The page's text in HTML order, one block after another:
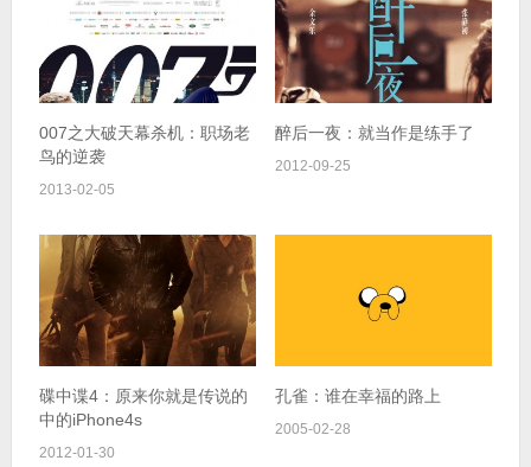
007之大破天幕杀机：职场老
鸟的逆袭
2013-02-05
醉后一夜：就当作是练手了
2012-09-25
碟中谍4：原来你就是传说的
中的iPhone4s
2012-01-30
孔雀：谁在幸福的路上
2005-02-28